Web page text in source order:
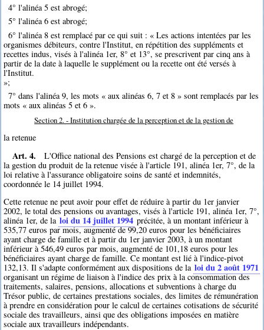
4° l'alinéa 5 est abrogé;
5° l'alinéa 6 est abrogé;
6° l'alinéa 8 est remplacé par ce qui suit : « Les actions intentées par les
organismes débiteurs, contre l'Institut, en répétition des suppléments et
recettes indus, visés à l'alinéa 1er, 8° et 13°, se prescrivent par cinq ans à
partir de la date à laquelle le supplément ou la recette ont été versés à
l'Institut.
»;
7° dans l'alinéa 9, les mots « aux alinéas 6, 7 et 8 » sont remplacés par les
mots « aux alinéas 5 et 6 ».
Section 2. - Institution chargée de la perception et de la gestion de
la retenue
Art. 4.
L'Office national des Pensions est chargé de la perception et de
la gestion du produit de la retenue visée à l'article 191, alinéa 1er, 7°, de la
loi relative à l'assurance obligatoire soins de santé et indemnités,
coordonnée le 14 juillet 1994.
Cette retenue ne peut avoir pour effet de réduire à partir du 1er janvier
2002, le total des pensions ou avantages, visés à l'article 191, alinéa 1er, 7°,
alinéa 1er, de la loi du 14 juillet 1994 précitée, à un montant inférieur à
535,77 euros par mois, augmenté de 99,20 euros pour les bénéficiaires
ayant charge de famille et à partir du 1er janvier 2003, à un montant
inférieur à 546,49 euros par mois, augmenté de 101,18 euros pour les
bénéficiaires ayant charge de famille. Ce montant est lié à l'indice-pivot
132,13. Il s'adapte conformément aux dispositions de la loi du 2 août 1971
organisant un régime de liaison à l'indice des prix à la consommation des
traitements, salaires, pensions, allocations et subventions à charge du
Trésor public, de certaines prestations sociales, des limites de rémunération
à prendre en considération pour le calcul de certaines cotisations de sécurité
sociale des travailleurs, ainsi que des obligations imposées en matière
sociale aux travailleurs indépendants.